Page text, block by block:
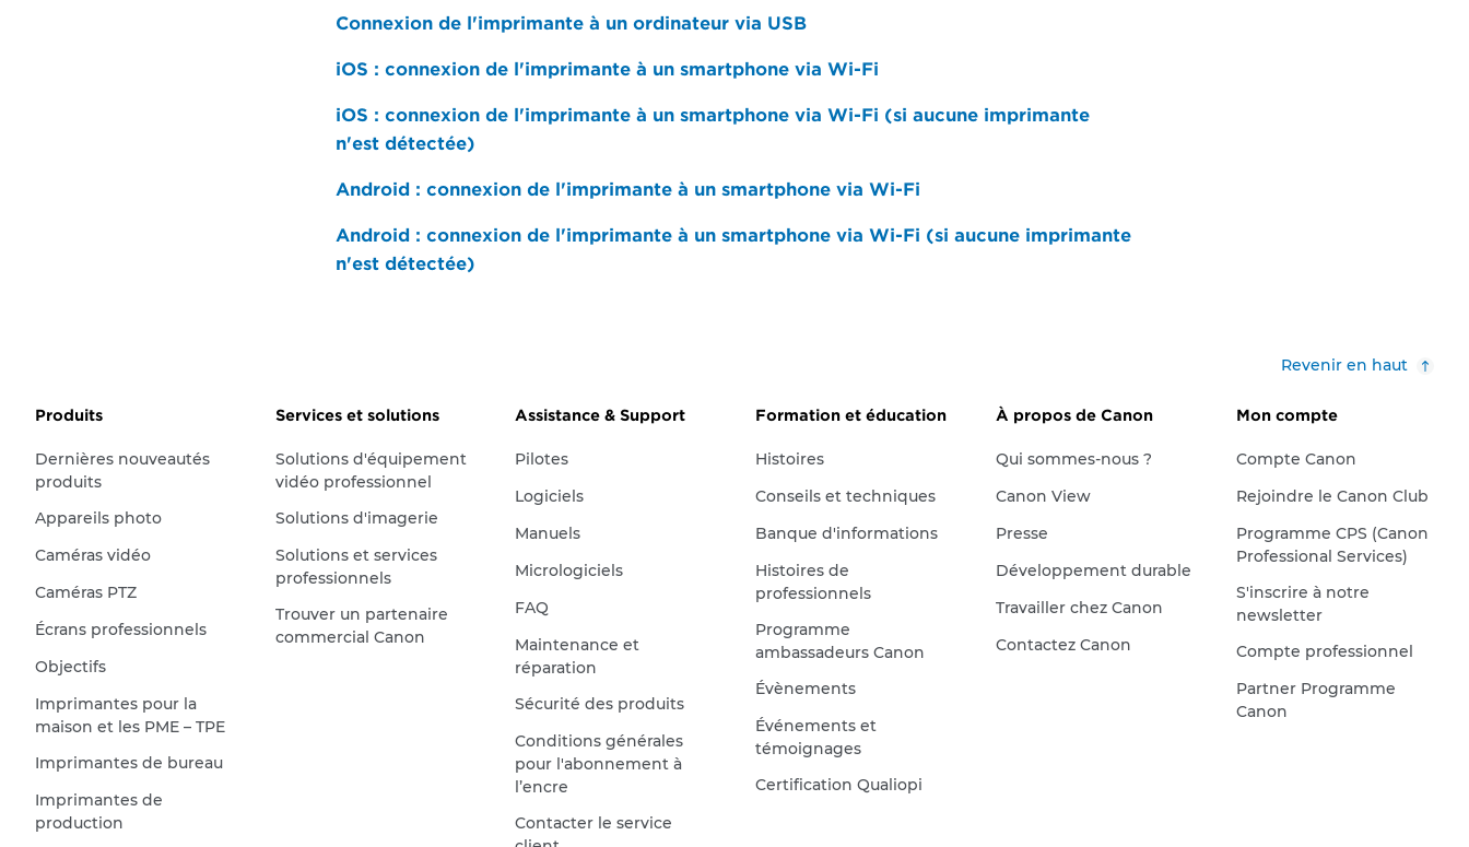
Connexion de l'imprimante à un ordinateur via USB
iOS : connexion de l'imprimante à un smartphone via Wi-Fi
iOS : connexion de l'imprimante à un smartphone via Wi-Fi (si aucune imprimante
n'est détectée)
Android : connexion de l'imprimante à un smartphone via Wi-Fi
Android : connexion de l'imprimante à un smartphone via Wi-Fi (si aucune imprimante
n'est détectée)
Revenir en haut
Produits
Dernières nouveautés
produits
Appareils photo
Caméras vidéo
Caméras PTZ
Écrans professionnels
Objectifs
Imprimantes pour la
maison et les PME – TPE
Imprimantes de bureau
Imprimantes de
production
Services et solutions
Solutions d'équipement
vidéo professionnel
Solutions d'imagerie
Solutions et services
professionnels
Trouver un partenaire
commercial Canon
Assistance & Support
Pilotes
Logiciels
Manuels
Micrologiciels
FAQ
Maintenance et
réparation
Sécurité des produits
Conditions générales
pour l'abonnement à
l’encre
Contacter le service
Formation et éducation
Histoires
Conseils et techniques
Banque d'informations
Histoires de
professionnels
Programme
ambassadeurs Canon
Évènements
Événements et
témoignages
Certification Qualiopi
À propos de Canon
Qui sommes-nous ?
Canon View
Presse
Développement durable
Travailler chez Canon
Contactez Canon
Mon compte
Compte Canon
Rejoindre le Canon Club
Programme CPS (Canon
Professional Services)
S'inscrire à notre
newsletter
Compte professionnel
Partner Programme
Canon